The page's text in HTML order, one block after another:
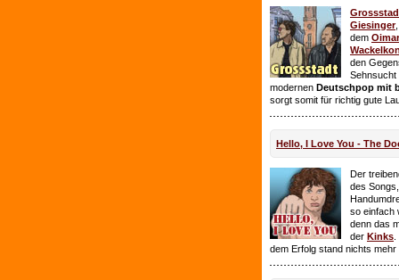
Giesinger
dem
den
Sehnsucht
modernen Deutschpop mit
sorgt somit für richtig gute
Hello, I Love You - The
Der
des
so einfach
denn das
der Kinks
dem Erfolg stand nichts mehr